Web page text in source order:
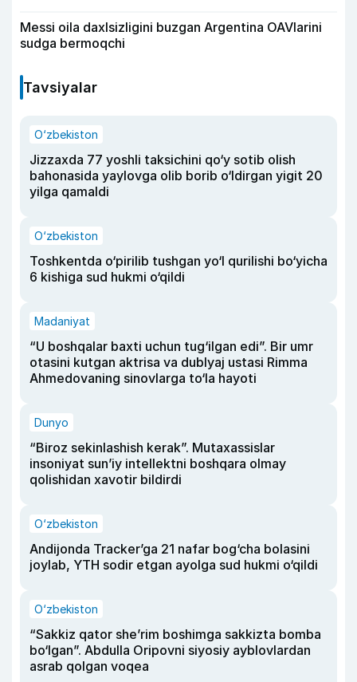
Messi oila daxlsizligini buzgan Argentina OAVlarini
sudga bermoqchi
Tavsiyalar
O‘zbekiston
Jizzaxda 77 yoshli taksichini qo‘y sotib olish
bahonasida yaylovga olib borib o‘ldirgan yigit 20
yilga qamaldi
O‘zbekiston
Toshkentda o‘pirilib tushgan yo‘l qurilishi bo‘yicha
6 kishiga sud hukmi o‘qildi
Madaniyat
“U boshqalar baxti uchun tug‘ilgan edi”. Bir umr
otasini kutgan aktrisa va dublyaj ustasi Rimma
Ahmedovaning sinovlarga to‘la hayoti
Dunyo
“Biroz sekinlashish kerak”. Mutaxassislar
insoniyat sun’iy intellektni boshqara olmay
qolishidan xavotir bildirdi
O‘zbekiston
Andijonda Tracker’ga 21 nafar bog‘cha bolasini
joylab, YTH sodir etgan ayolga sud hukmi o‘qildi
O‘zbekiston
“Sakkiz qator she’rim boshimga sakkizta bomba
bo‘lgan”. Abdulla Oripovni siyosiy ayblovlardan
asrab qolgan voqea